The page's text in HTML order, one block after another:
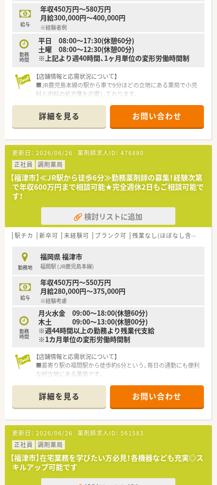
サービスなど手厚い制度が整っています。
【こんな方が活躍中】
■かかりつけ業務や服薬後のフォローアップに積極的に取り組
み、その実績が評価されている方が活躍中です。
■時短勤務や子の看護休暇などの制度を有効に活用し、家庭と仕
事を見事に両立させている方が多くいます。
を学び続ける意欲的な方が活躍しています。
給与
年収450万円～580万円
月給300,000円～400,000円
※経験者例
勤務
時間
平日 08:00～17:30(休憩60分)
土曜 08:00～12:30(休憩00分)
※上記より週40時間、1ヶ月単位の変形労働時間制
【店舗情報と応需状況について】
■JR鹿児島本線の駅から車で9分ほどの立地にある薬局で小児
科と内科の処方箋を応需しております。
制で患者さまに対応しています。
■薬剤師は正社員2名とパート4名が在籍し常時2～3名体制で調
剤業務にあたっています。
【募集背景と求める人物像について】
■今回の正社員薬剤師の募集は増員のためであり組織体制強化
に向けた採用であります。
■地域医療に貢献したいという強い想いを持つ薬剤師の方の応
募を歓迎いたします。
■待合室での患者さまとのコミュニケーションを大切にしたい
【法人特徴について】
■福岡県と熊本県を中心に29店舗の薬局を展開しており、地域
に根差したサービスを提供しています。
まれる空間づくりを目指しています。
■患者さまが待ち時間を苦痛に感じないよう季節のディスプレ
イや地域の作品展示に力を入れています。
【求人情報について】
■経験に応じて年収450万円から最大580万円までが想定される
正社員の募集であります。
■年間休日数は4週8休に加え、夏季・年末年始休暇や年次有給休
暇も取得可能です。
■退職金制度や教育制度、定期健康診断、白衣貸与など充実した
福利厚生がございます。
詳細を見る お問い合わせ
更新日： 2026/06/26 薬剤師求人ID： 476880
正社員
調剤薬局
【福津市】≪JR駅から徒歩6分≫勤務薬剤師の募集！経験次第
で年収600万円まで相談可能★完全週休2日もご相談可能で
す！
検討リストに追加
駅チカ 新卒可 未経験可 ブランク可 残業なし(ほぼなし含む)
勤務地
福岡県 福津市
福間駅 (JR鹿児島本線)
給与
年収450万円～550万円
月給280,000円～375,000円
※経験考慮
勤務
時間
月火水金 09:00～18:00(休憩60分)
木土 09:00～13:00(休憩00分)
※週44時間以上の勤務より残業代支給
※1カ月単位の変形労働時間制
【店舗情報と応需状況について】
■最寄り駅の福間駅から徒歩約6分という、毎日の通勤にも便利
な好立地にある薬局です。
平均して60～70枚を扱います。
■薬剤師は常時2～3名、事務スタッフも常時2名体制で、ピッキ
ング補助もあり安心です。
【法人特徴について】
■福岡県を中心に20店舗以上の調剤薬局を展開しており、地域
に根差した医療を提供しています。
■地域の女性と子供にフォーカスした薬局運営と、クリニックの
開発事業を主な事業としています。
■ドクターの開業支援から携わっているため、門前クリニックと
の連携が非常にスムーズです。
詳細を見る お問い合わせ
更新日： 2026/06/26 薬剤師求人ID： 561583
正社員
調剤薬局
【福津市】在宅業務を学びたい方必見！各機器なども充実◎ス
キルアップ可能です